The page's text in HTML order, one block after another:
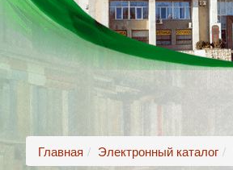
Главная Электронный каталог